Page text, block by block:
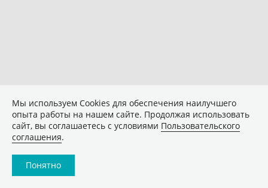
Мы используем Сookies для обеспечения наилучшего
опыта работы на нашем сайте. Продолжая использовать
сайт, вы соглашаетесь с условиями Пользовательского
соглашения.
Понятно